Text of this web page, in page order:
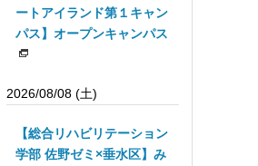
ートアイランド第１キャン
パス】オープンキャンパス
2026/08/08 (土)
【総合リハビリテーション
学部 佐野ゼミ×垂水区】み